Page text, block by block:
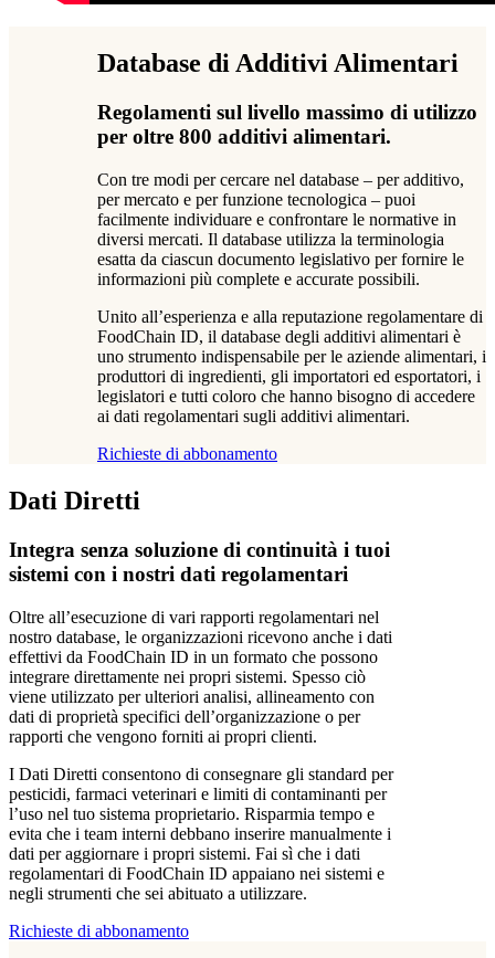
Database di Additivi Alimentari
Regolamenti sul livello massimo di utilizzo
per oltre 800 additivi alimentari.
Con tre modi per cercare nel database – per additivo,
per mercato e per funzione tecnologica – puoi
facilmente individuare e confrontare le normative in
diversi mercati. Il database utilizza la terminologia
esatta da ciascun documento legislativo per fornire le
informazioni più complete e accurate possibili.
Unito all’esperienza e alla reputazione regolamentare di
FoodChain ID, il database degli additivi alimentari è
uno strumento indispensabile per le aziende alimentari, i
produttori di ingredienti, gli importatori ed esportatori, i
legislatori e tutti coloro che hanno bisogno di accedere
ai dati regolamentari sugli additivi alimentari.
Richieste di abbonamento
Dati Diretti
Integra senza soluzione di continuità i tuoi
sistemi con i nostri dati regolamentari
Oltre all’esecuzione di vari rapporti regolamentari nel
nostro database, le organizzazioni ricevono anche i dati
effettivi da FoodChain ID in un formato che possono
integrare direttamente nei propri sistemi. Spesso ciò
viene utilizzato per ulteriori analisi, allineamento con
dati di proprietà specifici dell’organizzazione o per
rapporti che vengono forniti ai propri clienti.
I Dati Diretti consentono di consegnare gli standard per
pesticidi, farmaci veterinari e limiti di contaminanti per
l’uso nel tuo sistema proprietario. Risparmia tempo e
evita che i team interni debbano inserire manualmente i
dati per aggiornare i propri sistemi. Fai sì che i dati
regolamentari di FoodChain ID appaiano nei sistemi e
negli strumenti che sei abituato a utilizzare.
Richieste di abbonamento